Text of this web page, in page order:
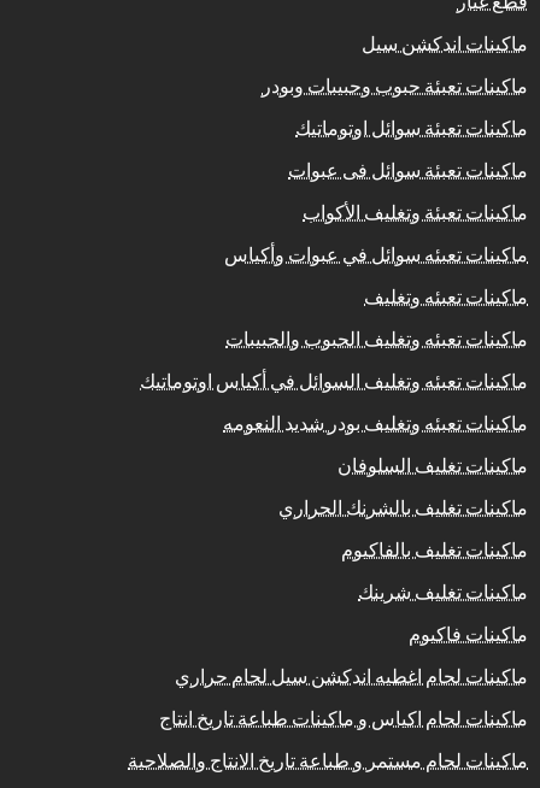
ماكينات اندكشن سيل
ماكينات تعبئة حبوب وحبيبات وبودر
ماكينات تعبئة سوائل اوتوماتيك
ماكينات تعبئة سوائل فى عبوات
ماكينات تعبئة وتغليف الأكواب
ماكينات تعبئه سوائل في عبوات وأكياس
ماكينات تعبئه وتغليف
ماكينات تعبئه وتغليف الحبوب والحبيبات
ماكينات تعبئه وتغليف السوائل في أكياس اوتوماتيك
ماكينات تعبئه وتغليف بودر شديد النعومه
ماكينات تغليف السلوفان
ماكينات تغليف بالشرنك الحراري
ماكينات تغليف بالفاكيوم
ماكينات تغليف شرينك
ماكينات فاكيوم
ماكينات لحام اغطيه اندكشن سيل لحام حراري
ماكينات لحام اكياس و ماكينات طباعة تاريخ انتاج
ماكينات لحام مستمر و طباعة تاريخ الانتاج والصلاحية